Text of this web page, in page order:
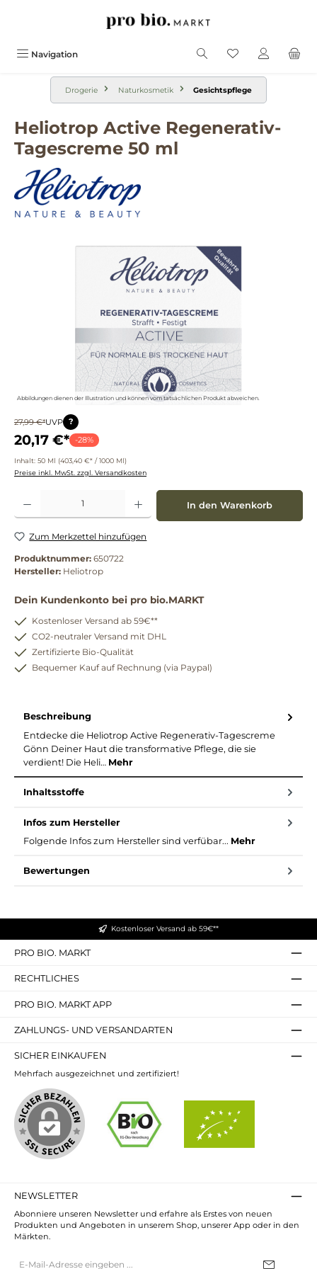
Navigation
Drogerie Naturkosmetik Gesichtspflege
Heliotrop Active Regenerativ-
Tagescreme 50 ml
Abbildungen dienen der Illustration und können vom tatsächlichen Produkt abweichen.
27,99 €*UVP ?
20,17 €* -28%
Inhalt: 50 Ml (403,40 €* / 1000 Ml)
Preise inkl. MwSt. zzgl. Versandkosten
Produkt Anzahl: Gib den gewünschten Wert ein oder benutze die Schaltflächen um
In den Warenkorb
Zum Merkzettel hinzufügen
Produktnummer: 650722
Hersteller: Heliotrop
Dein Kundenkonto bei pro bio.MARKT
Kostenloser Versand ab 59€**
CO2-neutraler Versand mit DHL
Zertifizierte Bio-Qualität
Bequemer Kauf auf Rechnung (via Paypal)
Beschreibung
Entdecke die Heliotrop Active Regenerativ-Tagescreme
Gönn Deiner Haut die transformative Pflege, die sie
verdient! Die Heli… Mehr
Inhaltsstoffe
Infos zum Hersteller
Folgende Infos zum Hersteller sind verfübar... Mehr
Bewertungen
Kostenloser Versand ab 59€**
PRO BIO. MARKT
RECHTLICHES
PRO BIO. MARKT APP
ZAHLUNGS- UND VERSANDARTEN
SICHER EINKAUFEN
Mehrfach ausgezeichnet und zertifiziert!
NEWSLETTER
Abonniere unseren Newsletter und erfahre als Erstes von neuen
Produkten und Angeboten in unserem Shop, unserer App oder in den
Märkten.
Mail-